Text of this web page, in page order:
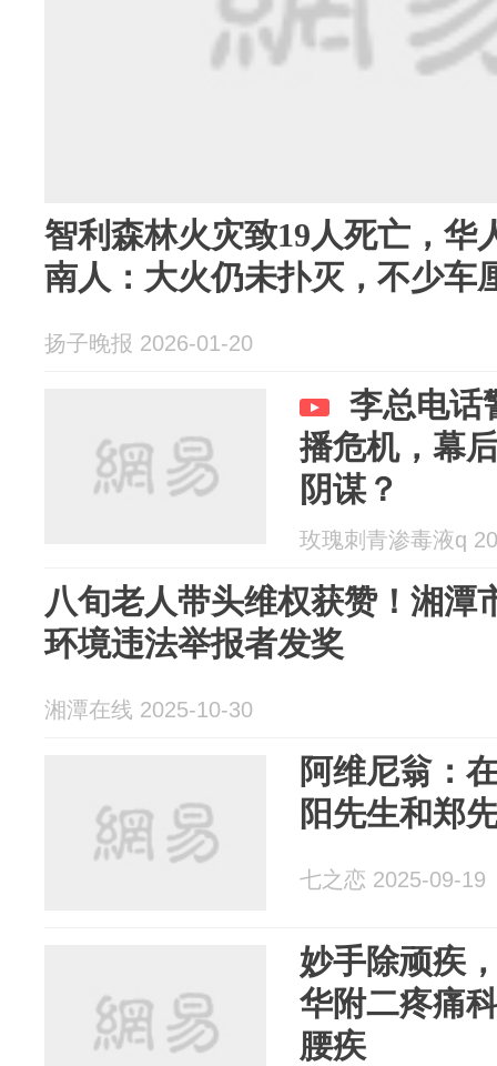
智利森林火灾致19人死亡，华
南人：大火仍未扑灭，不少车
扬子晚报 2026-01-20
李总电话
播危机，幕
阴谋？
玫瑰刺青渗毒液q
八旬老人带头维权获赞！湘潭
环境违法举报者发奖
湘潭在线 2025-10-30
阿维尼翁：
阳先生和郑
七之恋 2025-09-19
妙手除顽疾
华附二疼痛
腰疾